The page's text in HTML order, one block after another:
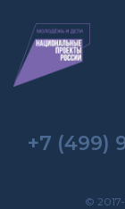
+7 (499)
©